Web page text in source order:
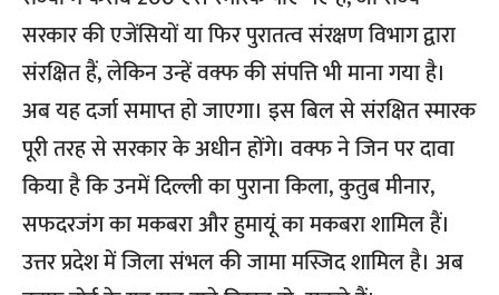
सरकार की एजेंसियों या फिर पुरातत्व संरक्षण विभाग द्वारा
संरक्षित हैं, लेकिन उन्हें वक्फ की संपत्ति भी माना गया है।
अब यह दर्जा समाप्त हो जाएगा। इस बिल से संरक्षित स्मारक
पूरी तरह से सरकार के अधीन होंगे। वक्फ ने जिन पर दावा
किया है कि उनमें दिल्ली का पुराना किला, कुतुब मीनार,
सफदरजंग का मकबरा और हुमायूं का मकबरा शामिल हैं।
उत्तर प्रदेश में जिला संभल की जामा मस्जिद शामिल है। अब